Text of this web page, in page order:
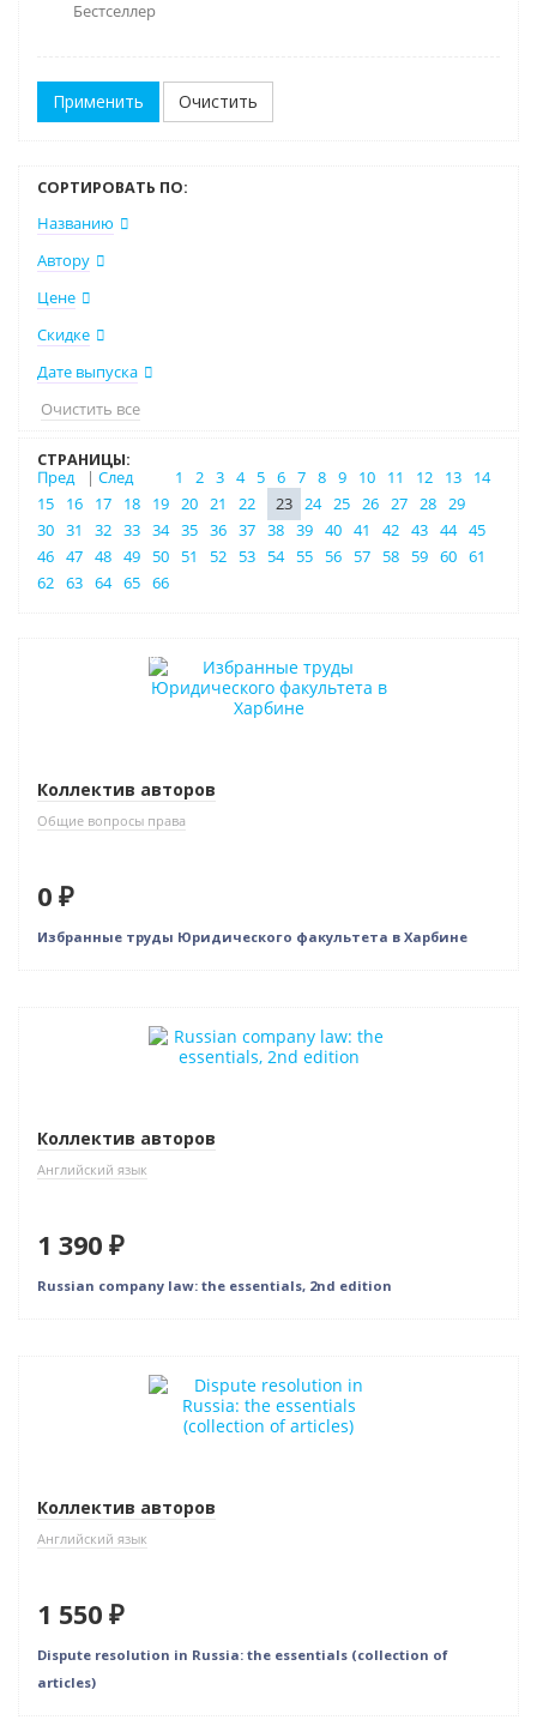
Бестселлер
Очистить
СОРТИРОВАТЬ ПО:
Названию
Автору
Цене
Скидке
Дате выпуска
Очистить все
СТРАНИЦЫ:
Пред
| След 1 2 3 4 5 6 7 8 9 10 11 12 13
14
15
16 17 18 19 20 21 22 23 24 25 26 27 28 29
30 31 32 33 34 35 36 37 38 39 40 41 42 43 44 45
46 47 48 49 50 51 52 53 54 55 56 57 58 59 60 61
62 63 64 65 66
Нет в наличии
Коллектив авторов
Общие вопросы права
0 ₽
Избранные труды Юридического факультета в Харбине
Коллектив авторов
Английский язык
1 390 ₽
Russian company law: the essentials, 2nd edition
Коллектив авторов
Английский язык
1 550 ₽
Dispute resolution in Russia: the essentials (collection of
articles)